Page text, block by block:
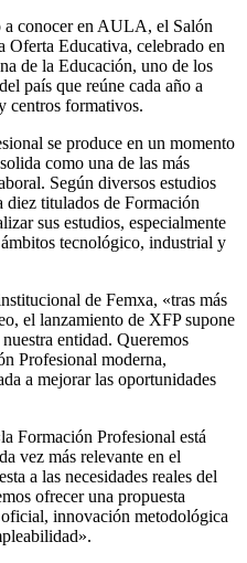
a conocer en AULA, el Salón
Oferta Educativa, celebrado en
de la Educación, uno de los
país que reúne cada año a
centros formativos.
se produce en un momento
como una de las más
Según diversos estudios
diez titulados de Formación
sus estudios, especialmente
tecnológico, industrial y
de Femxa, «tras más
el lanzamiento de XFP supone
entidad. Queremos
Profesional moderna,
a mejorar las oportunidades
Formación Profesional está
vez más relevante en el
a las necesidades reales del
ofrecer una propuesta
innovación metodológica